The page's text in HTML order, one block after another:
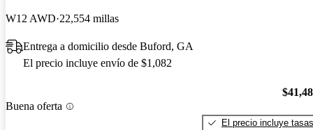
W12 AWD 22,554 millas
Entrega a domicilio desde Buford, GA
El precio incluye envío de $1,082
Buena oferta
El precio incluye tasas